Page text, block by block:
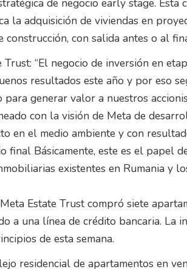
de negocio early stage. Esta
la adquisición de viviendas en
construcción, con salida antes o al
“El negocio de inversión en
resultados este año y por eso
generar valor a nuestros
con la visión de Meta de
en el medio ambiente y con
final Básicamente, este es el papel
existentes en Rumania y
Estate Trust compró siete
a una línea de crédito bancaria. La
de esta semana.
residencial de apartamentos en